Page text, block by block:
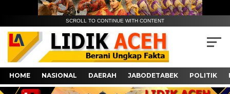
SCROLL TO CONTINUE WITH CONTENT
HOME NASIONAL DAERAH JABODETABEK POLITIK